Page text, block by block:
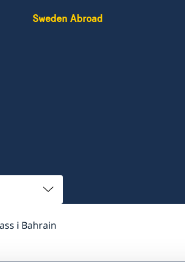
Sweden Abroad
i Bahrain